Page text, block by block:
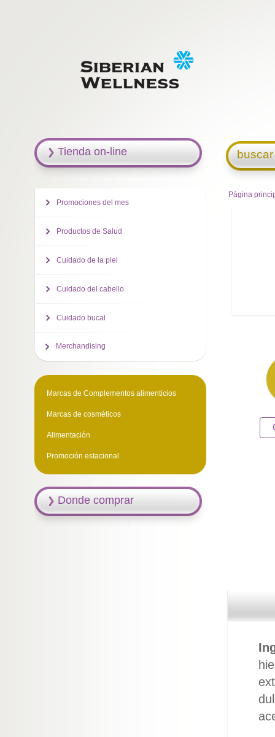
Página
Tienda on-line
Promociones del mes
Productos de Salud
Cuidado de la piel
Cuidado del cabello
Cuidado bucal
Merchandising
Marcas de Complementos alimenticios
Marcas de cosméticos
Alimentación
Promoción estacional
Donde comprar